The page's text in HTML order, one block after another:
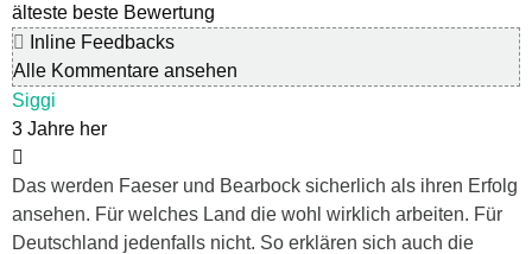
älteste beste Bewertung
Inline Feedbacks
Alle Kommentare ansehen
Siggi
3 Jahre her
Das werden Faeser und Bearbock sicherlich als ihren Erfolg
ansehen. Für welches Land die wohl wirklich arbeiten. Für
Deutschland jedenfalls nicht. So erklären sich auch die